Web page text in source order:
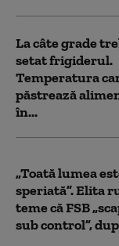
La câte grade
setat frigiderul.
Temperatura
păstrează
în...
„Toată lumea
speriată”. Elita
teme că FSB
sub control”,